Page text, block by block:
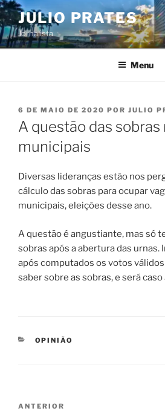
Pular
para
o
conteúdo
JULIO PRATES
Jornalista
Menu
PUBLICADO
EM
6 DE MAIO DE 2020 POR JULIO
A questão das
municipais
Diversas lideranças estão nos
cálculo das sobras para ocupar
municipais, eleições desse ano.
A questão é angustiante, mas só
sobras após a abertura das urnas.
após computados os votos
saber sobre as sobras, e será caso
CATEGORIAS
OPINIÃO
Navegação
Post
ANTERIOR